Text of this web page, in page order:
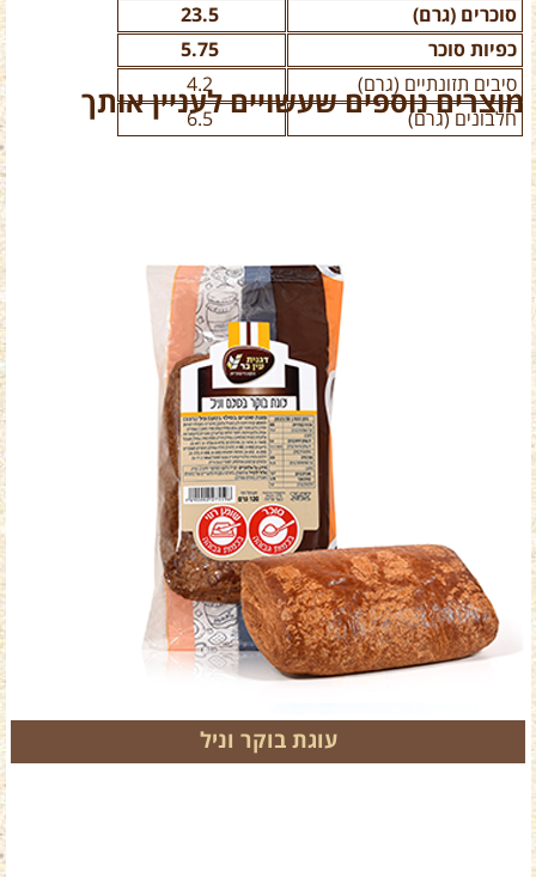
סוכרים (גרם)
23.5
כפיות סוכר
5.75
סיבים תזונתיים (גרם)
4.2
חלבונים (גרם)
6.5
מוצרים נוספים שעשויים לעניין אותך
עוגת בוקר וניל